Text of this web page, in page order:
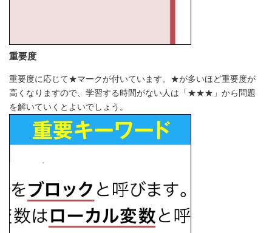
重要度
重要度に応じて★マークが付いています。★が多いほど重要度が
高くなりますので、学習する時間がない人は「★★★」から問題
を解いていくとよいでしょう。